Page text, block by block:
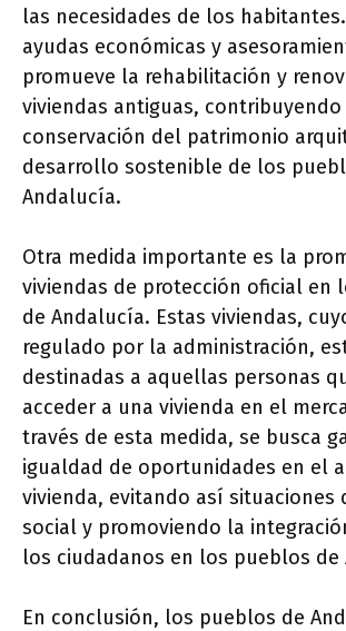
las necesidades de los
ayudas económicas y
promueve la rehabilitación y
viviendas antiguas,
conservación del patrimonio
desarrollo sostenible de los
Andalucía.
Otra medida importante es la
viviendas de protección oficial en
de Andalucía. Estas viviendas,
regulado por la administración,
destinadas a aquellas personas
acceder a una vivienda en el
través de esta medida, se busca
igualdad de oportunidades en el
vivienda, evitando así situaciones
social y promoviendo la
los ciudadanos en los pueblos de
En conclusión, los pueblos de